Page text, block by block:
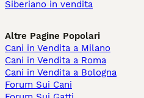
Siberiano in vendita
Altre Pagine Popolari
Cani in Vendita a Milano
Cani in Vendita a Roma
Cani in Vendita a Bologna
Forum Sui Cani